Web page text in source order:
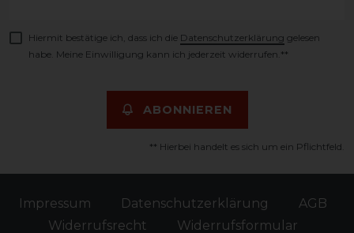
Hiermit bestätige ich, dass ich die Daten­schutz­erklärung gelesen
habe. Meine Einwilligung kann ich jederzeit widerrufen.**
ABONNIEREN
** Hierbei handelt es sich um ein Pflichtfeld.
Impressum Daten­schutz­erklärung
AGB
Widerrufs­recht
Widerrufs­formular